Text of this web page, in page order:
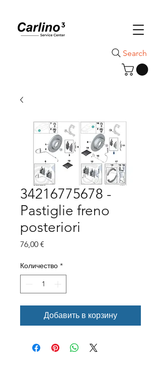
Search
34216775678 -
Pastiglie freno
posteriori
76,00 €
Количество *
Добавить в корзину